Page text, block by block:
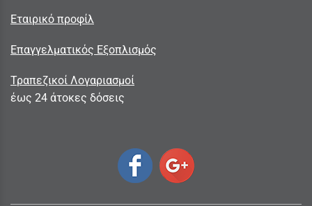
Εταιρικό προφίλ
Επαγγελματικός Εξοπλισμός
Τραπεζικοί Λογαριασμοί
έως 24 άτοκες δόσεις